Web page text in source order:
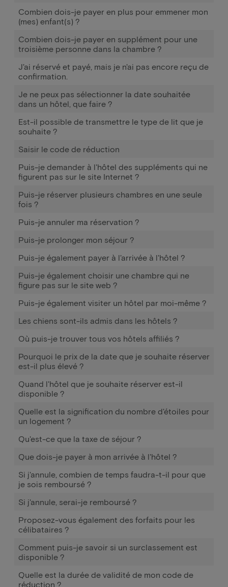
Combien dois-je payer en plus pour emmener mon
(mes) enfant(s) ?
Combien dois-je payer en supplément pour une
troisième personne dans la chambre ?
J'ai réservé et payé, mais je n'ai pas encore reçu de
confirmation.
Je ne peux pas sélectionner la date souhaitée
dans un hôtel, que faire ?
Est-il possible de transmettre le type de lit que je
souhaite ?
Saisir le code de réduction
Puis-je demander à l'hôtel des suppléments qui ne
figurent pas sur le site Internet ?
Puis-je réserver plusieurs chambres en une seule
fois ?
Puis-je annuler ma réservation ?
Puis-je prolonger mon séjour ?
Puis-je également payer à l'arrivée à l'hôtel ?
Puis-je également choisir une chambre qui ne
figure pas sur le site web ?
Puis-je également visiter un hôtel par moi-même ?
Les chiens sont-ils admis dans les hôtels ?
Où puis-je trouver tous vos hôtels affiliés ?
Pourquoi le prix de la date que je souhaite réserver
est-il plus élevé ?
Quand l'hôtel que je souhaite réserver est-il
disponible ?
Quelle est la signification du nombre d'étoiles pour
un logement ?
Qu'est-ce que la taxe de séjour ?
Que dois-je payer à mon arrivée à l'hôtel ?
Si j'annule, combien de temps faudra-t-il pour que
je sois remboursé ?
Si j'annule, serai-je remboursé ?
Proposez-vous également des forfaits pour les
célibataires ?
Comment puis-je savoir si un surclassement est
disponible ?
Quelle est la durée de validité de mon code de
réduction ?